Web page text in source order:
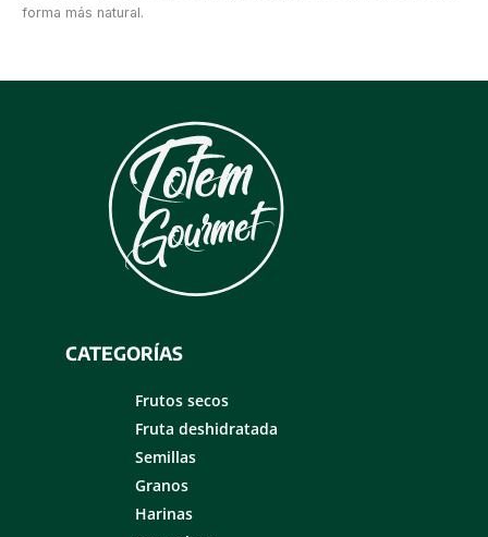
forma más natural.
CATEGORÍAS
Frutos secos
Fruta deshidratada
Semillas
Granos
Harinas